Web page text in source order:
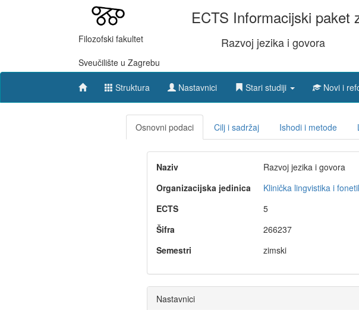
Filozofski fakultet
Sveučilište u Zagrebu
ECTS Informacijski paket
Razvoj jezika i govora
Struktura Nastavnici Stari studiji Novi i
Osnovni podaci Cilj i sadržaj Ishodi i metode
Naziv
Razvoj jezika i govora
Organizacijska jedinica
Klinička lingvistika i
ECTS
5
Šifra
266237
Semestri
zimski
Nastavnici